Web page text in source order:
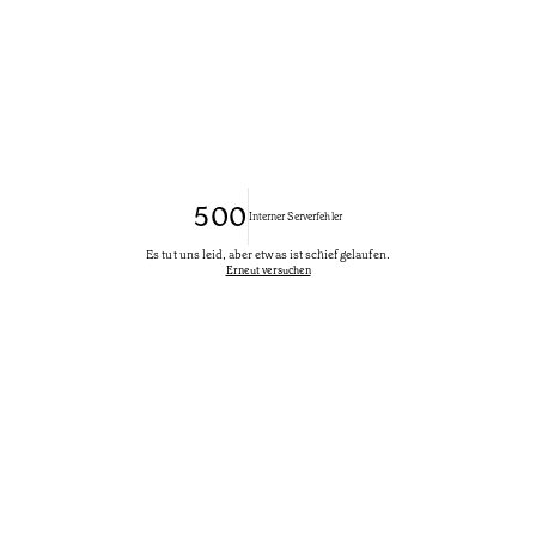
500 Interner Serverfehler
Es tut uns leid, aber etwas ist schief gelaufen.
Erneut versuchen